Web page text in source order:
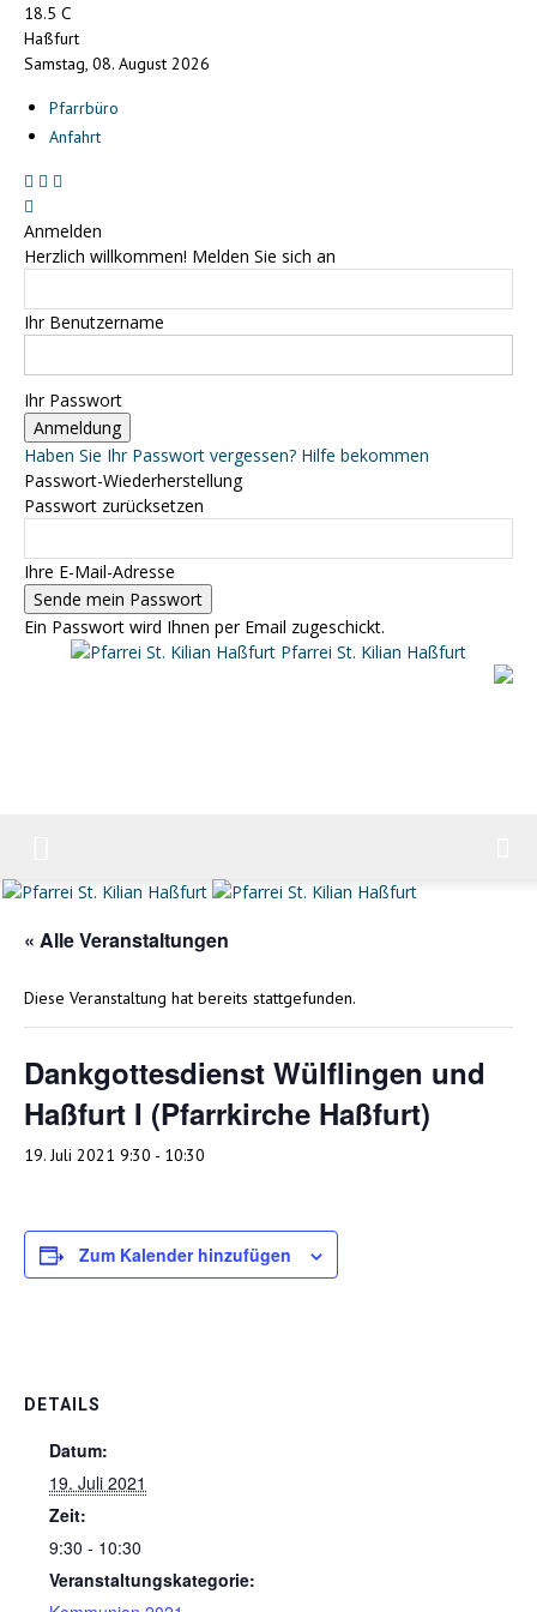
18.5 C
Haßfurt
Samstag, 08. August 2026
Pfarrbüro
Anfahrt
Anmelden
Herzlich willkommen! Melden Sie sich an
Ihr Benutzername
Ihr Passwort
Haben Sie Ihr Passwort vergessen? Hilfe bekommen
Passwort-Wiederherstellung
Passwort zurücksetzen
Ihre E-Mail-Adresse
Ein Passwort wird Ihnen per Email zugeschickt.
Pfarrei St. Kilian Haßfurt
« Alle Veranstaltungen
Diese Veranstaltung hat bereits stattgefunden.
Dankgottesdienst Wülflingen und
Haßfurt I (Pfarrkirche Haßfurt)
19. Juli 2021 9:30 - 10:30
Zum Kalender hinzufügen
DETAILS
Datum:
19. Juli 2021
Zeit:
9:30 - 10:30
Veranstaltungskategorie: